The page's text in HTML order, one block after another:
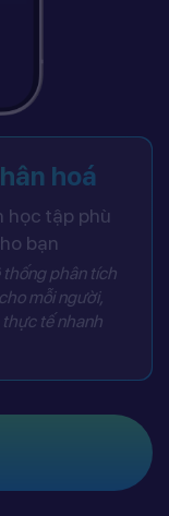
hoá
học tập phù
bạn
thống phân tích
mỗi người,
thực tế nhanh